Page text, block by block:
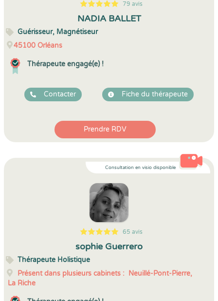
5
1
5
79 79 avis
NADIA BALLET
Guérisseur, Magnétiseur
45100 Orléans
Thérapeute engagé(e) !
Contacter Fiche du thérapeute
Prendre RDV
Consultation en visio disponible
5
1
5
65 65 avis
sophie Guerrero
Thérapeute Holistique
Présent dans plusieurs cabinets : Neuillé-Pont-Pierre,
La Riche